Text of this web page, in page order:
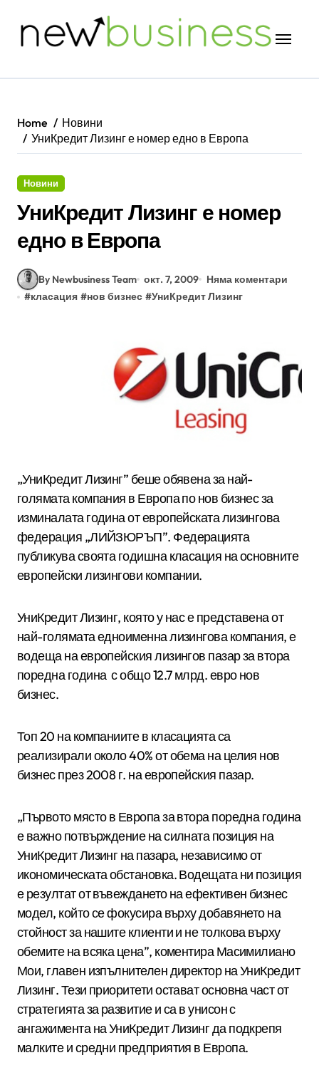
Home
Новини
УниКредит Лизинг е номер едно в Европа
Новини
УниКредит Лизинг е номер
едно в Европа
By Newbusiness Team окт. 7, 2009
Няма коментари
#класация #нов бизнес #УниКредит Лизинг
„УниКредит Лизинг” беше обявена за най-
голямата компания в Европа по нов бизнес за
изминалата година от европейската лизингова
федерация „ЛИЙЗЮРЪП”. Федерацията
публикува своята годишна класация на основните
европейски лизингови компании.
УниКредит Лизинг, която у нас е представена от
най-голямата едноименна лизингова компания, е
водеща на европейския лизингов пазар за втора
поредна година с общо 12.7 млрд. евро нов
бизнес.
Топ 20 на компаниите в класацията са
реализирали около 40% от обема на целия нов
бизнес през 2008 г. на европейския пазар.
„Първото място в Европа за втора поредна година
е важно потвърждение на силната позиция на
УниКредит Лизинг на пазара, независимо от
икономическата обстановка. Водещата ни позиция
е резултат от въвеждането на ефективен бизнес
модел, който се фокусира върху добавянето на
стойност за нашите клиенти и не толкова върху
обемите на всяка цена”, коментира Масимилиано
Мои, главен изпълнителен директор на УниКредит
Лизинг. Тези приоритети остават основна част от
стратегията за развитие и са в унисон с
ангажимента на УниКредит Лизинг да подкрепя
малките и средни предприятия в Европа.